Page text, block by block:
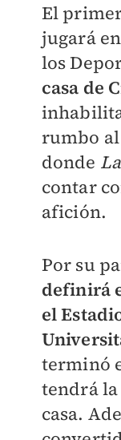
El
jugará
los
casa de
rumbo
donde
contar
afición.
Por su
definirá
el
terminó
tendrá
casa.